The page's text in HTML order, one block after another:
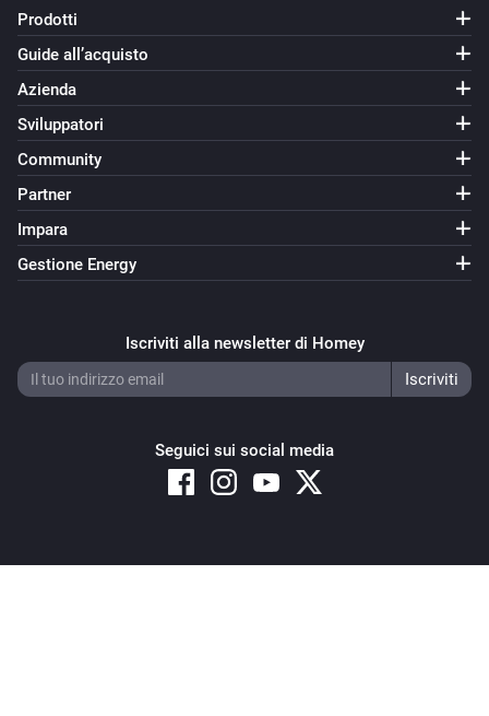
Prodotti
Guide all’acquisto
Azienda
Sviluppatori
Community
Partner
Impara
Gestione Energy
Iscriviti alla newsletter di Homey
Seguici sui social media